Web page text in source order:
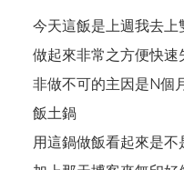
今天這飯是上週我去
做起來非常之方便快速
非做不可的主因是N個
飯土鍋
用這鍋做飯看起來是不